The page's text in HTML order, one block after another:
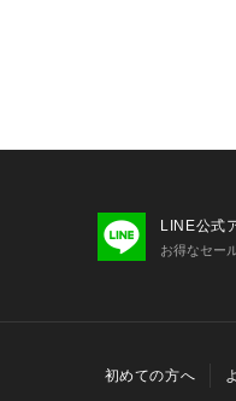
LINE公式
お得なセー
初めての方へ